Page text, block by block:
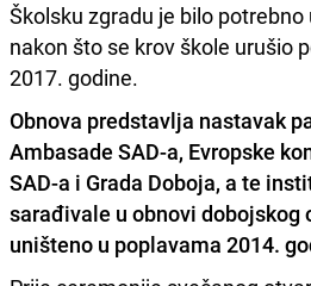
Školsku zgradu je bilo
nakon što se krov škole urušio
2017. godine.
Obnova predstavlja nastavak
Ambasade SAD-a, Evropske
SAD-a i Grada Doboja, a te
sarađivale u obnovi dobojskog
uništeno u poplavama 2014.